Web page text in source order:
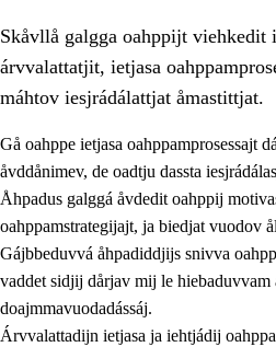
Prinsihpa oahppama,
Skåvllå galgga oahppijt viehkedit
árvvalattatjit, ietjasa
máhtov iesjrádálattjat åmastittjat.
Gå oahppe ietjasa oahppamprosessajt
åvddånimev, de oadtju dassta
Åhpadus galggá åvdedit oahppij
oahppamstrategijajt, ja biedjat vuodov
Gájbbeduvvá åhpadiddjijs snivva
vaddet sidjij dårjav mij le hiebaduvvam
doajmmavuodadássáj.
Árvvalattadijn ietjasa ja iehtjádij